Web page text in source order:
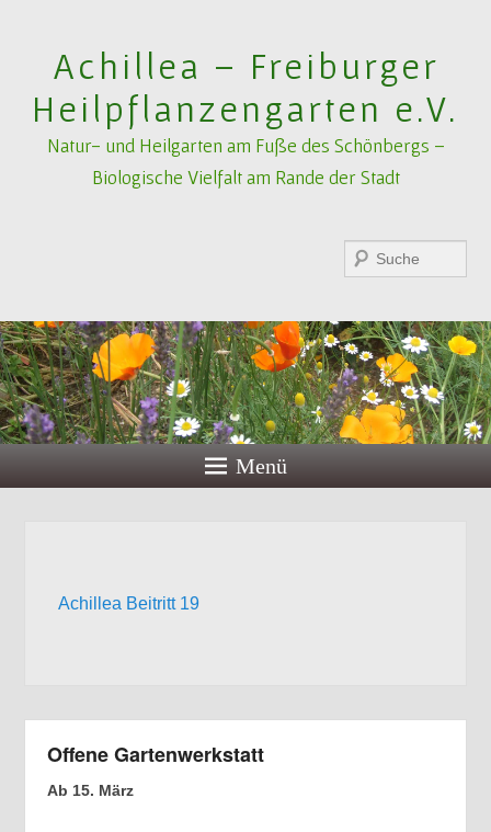
Achillea – Freiburger
Heilpflanzengarten e.V.
Natur- und Heilgarten am Fuße des Schönbergs –
Biologische Vielfalt am Rande der Stadt
Menü
Achillea Beitritt 19
Offene Gartenwerkstatt
Ab 15. März